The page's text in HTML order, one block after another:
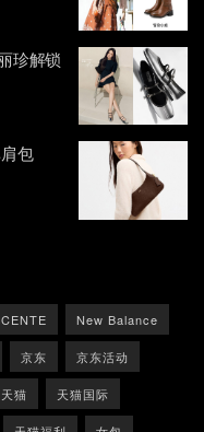
珍解锁
包
New Balance
京东 京东活动
天猫 天猫国际